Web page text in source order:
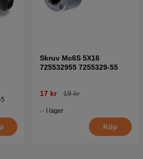
Skruv Mc6S 5X16
725532955 7255329-55
17 kr 19 kr
I lager
Köp